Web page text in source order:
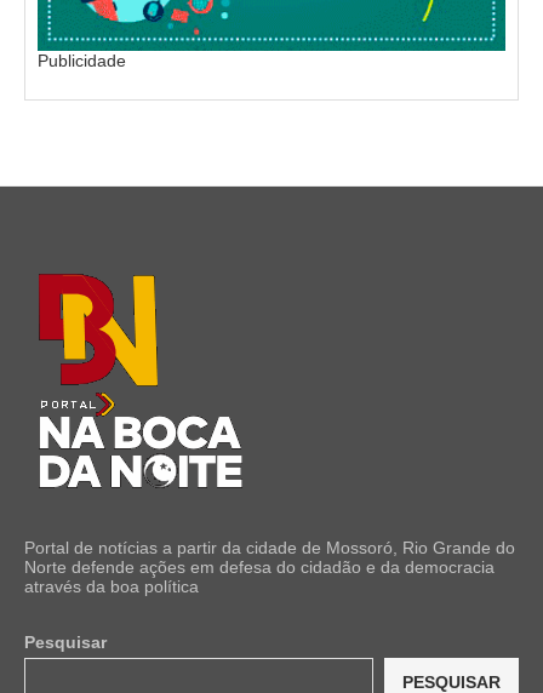
Publicidade
Portal de notícias a partir da cidade de Mossoró, Rio Grande do
Norte defende ações em defesa do cidadão e da democracia
através da boa política
Pesquisar
PESQUISAR